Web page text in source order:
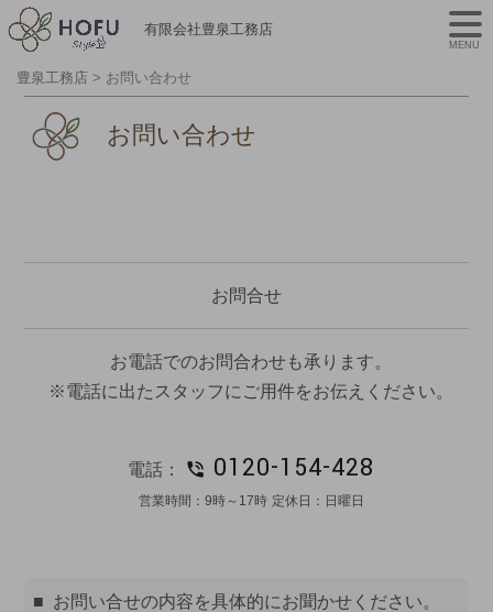
有限会社豊泉工務店
豊泉工務店 > お問い合わせ
お問い合わせ
お問合せ
お電話でのお問合わせも承ります。
※電話に出たスタッフにご用件をお伝えください。
電話： 0120-154-428
営業時間： 9時～17時 定休日： 日曜日
お問い合せの内容を具体的にお聞かせください。
MENU